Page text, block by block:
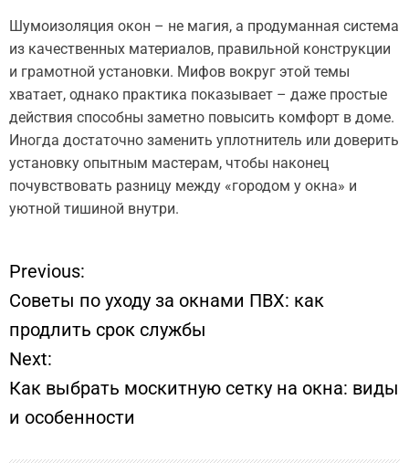
Шумоизоляция окон – не магия, а продуманная система
из качественных материалов, правильной конструкции
и грамотной установки. Мифов вокруг этой темы
хватает, однако практика показывает – даже простые
действия способны заметно повысить комфорт в доме.
Иногда достаточно заменить уплотнитель или доверить
установку опытным мастерам, чтобы наконец
почувствовать разницу между «городом у окна» и
уютной тишиной внутри.
Н
а
в
и
г
Previous:
Советы по уходу за окнами ПВХ: как
продлить срок службы
Next:
Как выбрать москитную сетку на окна: виды
и особенности